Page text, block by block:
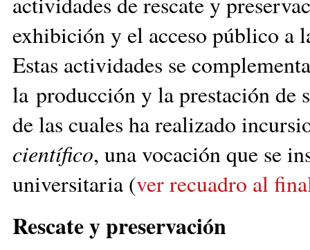
exhibición y el acceso público a
Estas actividades se
la producción y la prestación de
de las cuales ha realizado
científico, una vocación que se
universitaria (ver recuadro al
Rescate y preservación